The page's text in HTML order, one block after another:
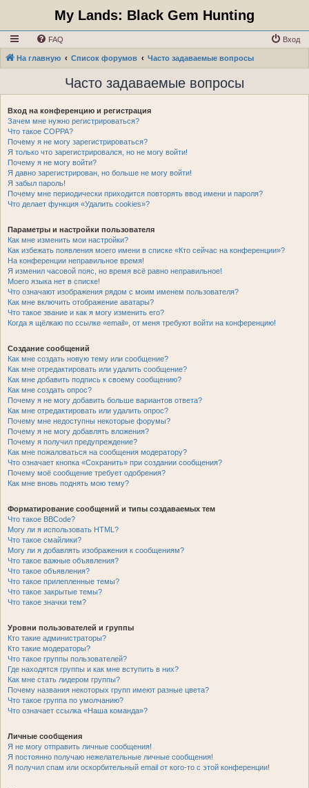
My Lands: Black Gem Hunting
FAQ Вход
На главную Список форумов Часто задаваемые вопросы
Часто задаваемые вопросы
Вход на конференцию и регистрация
Зачем мне нужно регистрироваться?
Что такое COPPA?
Почему я не могу зарегистрироваться?
Я только что зарегистрировался, но не могу войти!
Почему я не могу войти?
Я давно зарегистрирован, но больше не могу войти!
Я забыл пароль!
Почему мне периодически приходится повторять ввод имени и пароля?
Что делает функция «Удалить cookies»?
Параметры и настройки пользователя
Как мне изменить мои настройки?
Как избежать появления моего имени в списке «Кто сейчас на конференции»?
На конференции неправильное время!
Я изменил часовой пояс, но время всё равно неправильное!
Моего языка нет в списке!
Что означают изображения рядом с моим именем пользователя?
Как мне включить отображение аватары?
Что такое звание и как я могу изменить его?
Когда я щёлкаю по ссылке «email», от меня требуют войти на конференцию!
Создание сообщений
Как мне создать новую тему или сообщение?
Как мне отредактировать или удалить сообщение?
Как мне добавить подпись к своему сообщению?
Как мне создать опрос?
Почему я не могу добавить больше вариантов ответа?
Как мне отредактировать или удалить опрос?
Почему мне недоступны некоторые форумы?
Почему я не могу добавлять вложения?
Почему я получил предупреждение?
Как мне пожаловаться на сообщения модератору?
Что означает кнопка «Сохранить» при создании сообщения?
Почему моё сообщение требует одобрения?
Как мне вновь поднять мою тему?
Форматирование сообщений и типы создаваемых тем
Что такое BBCode?
Могу ли я использовать HTML?
Что такое смайлики?
Могу ли я добавлять изображения к сообщениям?
Что такое важные объявления?
Что такое объявления?
Что такое прилепленные темы?
Что такое закрытые темы?
Что такое значки тем?
Уровни пользователей и группы
Кто такие администраторы?
Кто такие модераторы?
Что такое группы пользователей?
Где находятся группы и как мне вступить в них?
Как мне стать лидером группы?
Почему названия некоторых групп имеют разные цвета?
Что такое группа по умолчанию?
Что означает ссылка «Наша команда»?
Личные сообщения
Я не могу отправить личные сообщения!
Я постоянно получаю нежелательные личные сообщения!
Я получил спам или оскорбительный email от кого-то с этой конференции!